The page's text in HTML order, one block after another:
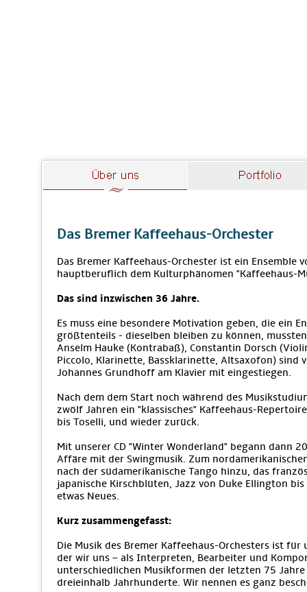
Das Bremer Kaffeehaus-Orchester
Das Bremer Kaffeehaus-Orchester ist ein
hauptberuflich dem Kulturphänomen "Kaffeehaus-
Das sind inzwischen 36 Jahre.
Es muss eine besondere Motivation geben, die ein
größtenteils - dieselben bleiben zu können,
Anselm Hauke (Kontrabaß), Constantin Dorsch
Piccolo, Klarinette, Bassklarinette, Altsaxofon)
Johannes Grundhoff am Klavier mit eingestiegen.
Nach dem dem Start noch während des
zwölf Jahren ein "klassisches" Kaffeehaus-
bis Toselli, und wieder zurück.
Mit unserer CD "Winter Wonderland" begann dann
Affäre mit der Swingmusik. Zum
nach der südamerikanische Tango hinzu, das
japanische Kirschblüten, Jazz von Duke Ellington
etwas Neues.
Kurz zusammengefasst:
Die Musik des Bremer Kaffeehaus-Orchesters ist
der wir uns – als Interpreten, Bearbeiter und
unterschiedlichen Musikformen der letzten 75
dreieinhalb Jahrhunderte. Wir nennen es ganz